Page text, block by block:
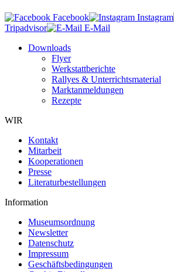
Facebook
Instagram
Tripadvisor
E-Mail
Downloads
Flyer
Werkstattberichte
Rallyes & Unterrichtsmaterial
Marktanmeldungen
Rezepte
WIR
Kontakt
Mitarbeit
Kooperationen
Presse
Literaturbestellungen
Information
Museumsordnung
Newsletter
Datenschutz
Impressum
Geschäftsbedingungen